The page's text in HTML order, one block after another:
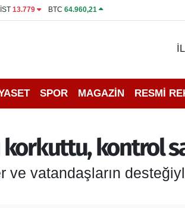
13.779 BTC 64.960,21
SPOR MAGAZİN RESMİ
korkuttu, kontrol
ve vatandaşların